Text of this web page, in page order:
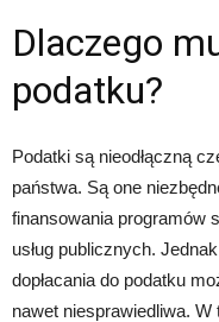
Dlaczego
podatku?
Podatki są nieodłączną
państwa. Są one
finansowania programów
usług publicznych.
dopłacania do podatku
nawet niesprawiedliwa.